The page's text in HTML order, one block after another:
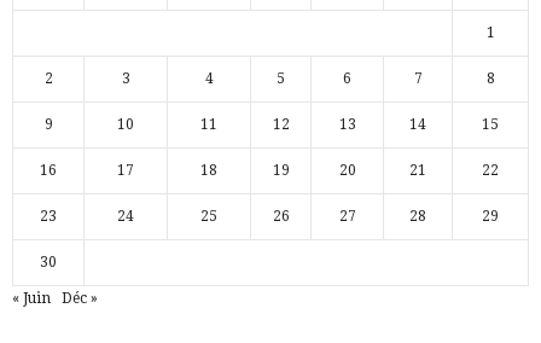
1
2 3 4 5 6 7 8
9 10 11 12 13 14 15
16 17 18 19 20 21 22
23 24 25 26 27 28 29
30
« Juin Déc »